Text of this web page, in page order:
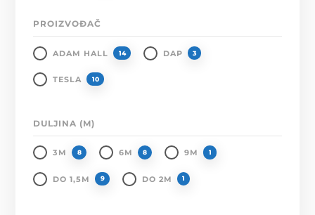
PROIZVOĐAČ
ADAM HALL 14 DAP 3
TESLA 10
DULJINA (M)
3M 8 6M 8 9M 1
DO 1,5M 9 DO 2M 1